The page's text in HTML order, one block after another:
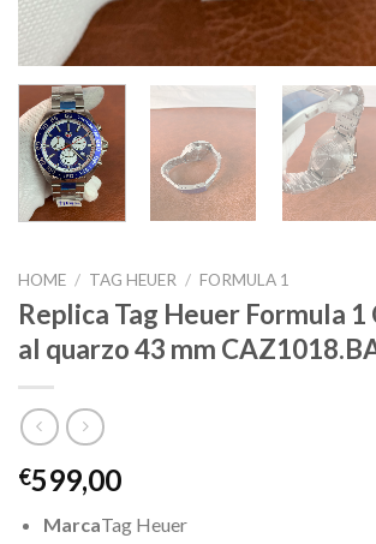
HOME / TAG HEUER / FORMULA 1
Replica Tag Heuer Formula
al quarzo 43 mm
€599,00
MarcaTag Heuer